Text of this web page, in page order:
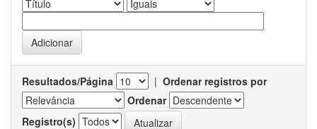
Resultados/Página | Ordenar registros por
Ordenar
Registro(s)